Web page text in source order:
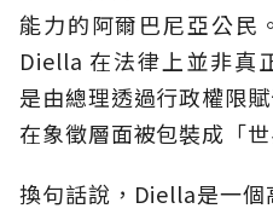
能力的阿爾巴尼亞公民
Diella 在法律上並非真
是由總理透過行政權限
在象徵層面被包裝成「
換句話說，Diella是一個